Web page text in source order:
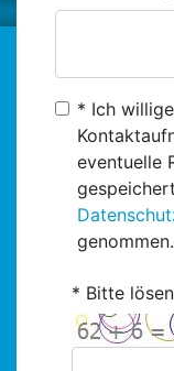
* Ich
eventuelle
genommen.
Bitte